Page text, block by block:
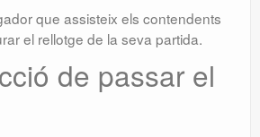
que assisteix els contendents
el rellotge de la seva partida.
de passar el